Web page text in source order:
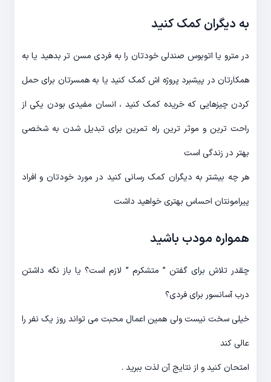
به دیگران کمک کنید
در مترو یا اتوبوس صندلی خودتان را به فردی مسن تر بدهید یا به
همکارتان در پیشبرد پروژه اش کمک کنید یا به همسرتان برای حمل
کردن چیزهایی که خریده کمک کنید ، انسان مفیدی بودن یکی از
راحت ترین و موثر ترین راه تمرین برای تبدیل شدن به شخصی
بهتر در زندگی است
هر چه بیشتر به دیگران کمک رسانی کنید در مورد خودتان و افراد
پیرامونتان احساس بهتری خواهید داشت
همواره مودب باشید
چقدر تلاش برای گفتن ” متشکرم ” لازم است؟ یا باز نگه داشتن
درب آسانسور برای فردی؟
خیلی سخت نیست ولی همین اعمال محبت می تواند روز یک نفر را
عالی کند
امتحان کنید و از نتایج آن لذت ببرید .